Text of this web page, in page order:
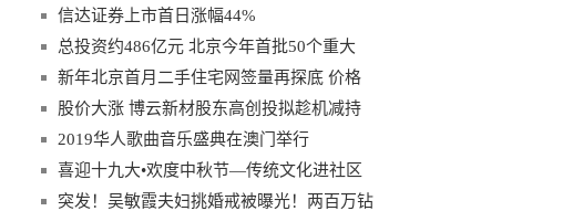
信达证券上市首日涨幅44%
总投资约486亿元 北京今年首批50个重大
新年北京首月二手住宅网签量再探底 价格
股价大涨 博云新材股东高创投拟趁机减持
2019华人歌曲音乐盛典在澳门举行
喜迎十九大•欢度中秋节—传统文化进社区
突发！吴敏霞夫妇挑婚戒被曝光！两百万钻